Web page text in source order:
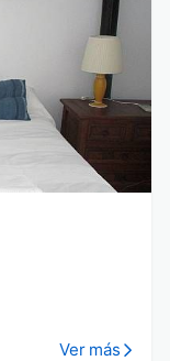
Ver más